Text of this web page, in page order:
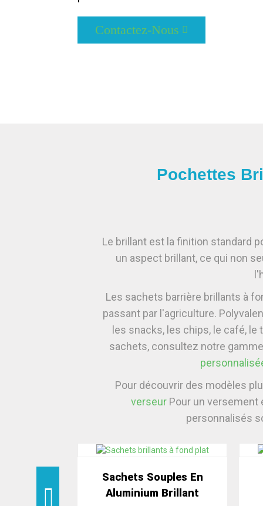
Contactez-Nous
Pochettes
Le brillant est la finition standard
un aspect brillant, ce qui non
Les sachets barrière brillants à
passant par l'agriculture.
les snacks, les chips, le café,
sachets, consultez notre
Pour découvrir des modèles
verseurPour un versement
personnalisés
Sachets Souples En
Aluminium Brillant